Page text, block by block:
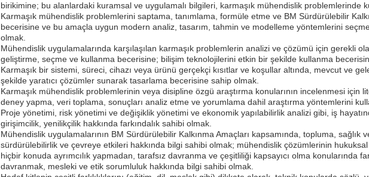
birikimine; bu alanlardaki kuramsal ve uygulamalı bilgileri, karmaşık mühendislik problemlerinde
Karmaşık mühendislik problemlerini saptama, tanımlama, formüle etme ve BM Sürdürülebilir
becerisine ve bu amaçla uygun modern analiz, tasarım, tahmin ve modelleme yöntemlerini
olmak.
Mühendislik uygulamalarında karşılaşılan karmaşık problemlerin analizi ve çözümü için gerekli
geliştirme, seçme ve kullanma becerisine; bilişim teknolojilerini etkin bir şekilde kullanma
Karmaşık bir sistemi, süreci, cihazı veya ürünü gerçekçi kısıtlar ve koşullar altında, mevcut ve
şekilde yaratıcı çözümler sunarak tasarlama becerisine sahip olmak.
Karmaşık mühendislik problemlerinin veya disipline özgü araştırma konularının incelenmesi için
deney yapma, veri toplama, sonuçları analiz etme ve yorumlama dahil araştırma yöntemlerini
Proje yönetimi, risk yönetimi ve değişiklik yönetimi ve ekonomik yapılabilirlik analizi gibi, iş
girişimcilik, yenilikçilik hakkında farkındalık sahibi olmak.
Mühendislik uygulamalarının BM Sürdürülebilir Kalkınma Amaçları kapsamında, topluma, sağlık
sürdürülebilirlik ve çevreye etkileri hakkında bilgi sahibi olmak; mühendislik çözümlerinin hukuksal
hiçbir konuda ayrımcılık yapmadan, tarafsız davranma ve çeşitliliği kapsayıcı olma konularında
davranmak, mesleki ve etik sorumluluk hakkında bilgi sahibi olmak.